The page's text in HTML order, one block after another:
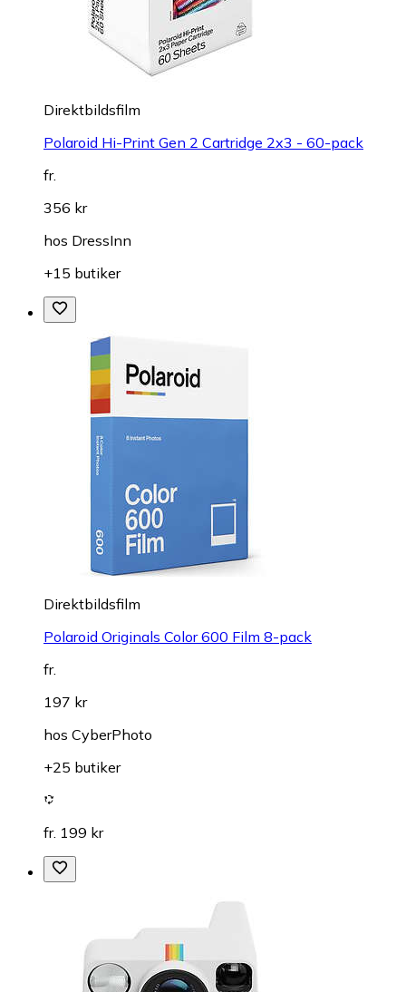
Direktbildsfilm
Polaroid Hi-Print Gen 2 Cartridge 2x3 - 60-pack
fr.
356 kr
hos DressInn
+15 butiker
Direktbildsfilm
Polaroid Originals Color 600 Film 8-pack
fr.
197 kr
hos CyberPhoto
+25 butiker
fr. 199 kr